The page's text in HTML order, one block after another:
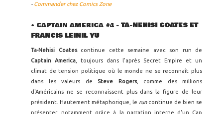
- Commander chez Comics Zone
• CAPTAIN AMERICA #4 - TA-NEHISI COATES ET
FRANCIS LEINIL YU
Ta-Nehisi Coatescontinue cette semaine avec son run de
Captain America , toujours dans l'après Secret Empire et un
climat de tension politique où le monde ne se reconnaît plus
dans les valeurs de Steve Rogers, comme des millions
d'Américains ne se reconnaissent plus dans la figure de leur
président. Hautement métaphorique, le run continue de bien se
présenter, notamment grâce à la narration interne d'un Cap